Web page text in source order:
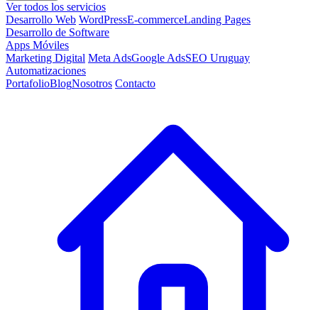
Ver todos los servicios
Desarrollo Web WordPressE-commerceLanding Pages
Desarrollo de Software
Apps Móviles
Marketing Digital Meta AdsGoogle AdsSEO Uruguay
Automatizaciones
PortafolioBlogNosotros Contacto